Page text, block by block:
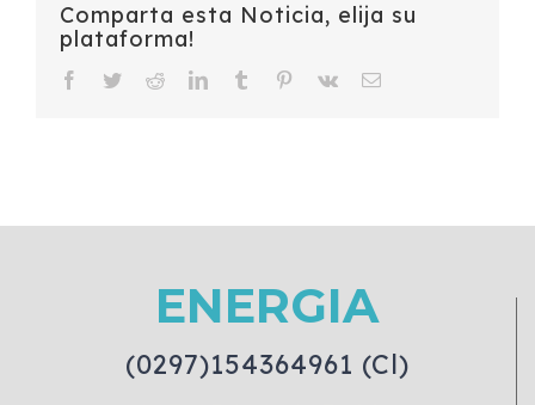
Comparta esta Noticia, elija su
plataforma!
Facebook
TwitterRedditLinkedInTumblr Pinterest
Vk Email
ENERGIA
(0297)154364961 (Cl)